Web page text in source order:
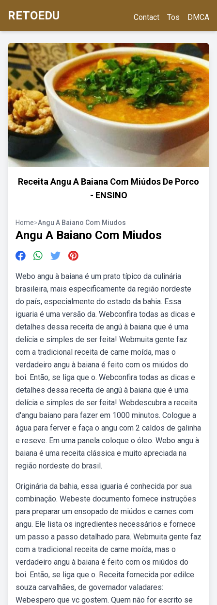
RETOEDU Contact Tos DMCA
Receita Angu A Baiana Com Miúdos De Porco
- ENSINO
Home>Angu A Baiano Com Miudos
Angu A Baiano Com Miudos
Webo angu à baiana é um prato típico da culinária
brasileira, mais especificamente da região nordeste
do país, especialmente do estado da bahia. Essa
iguaria é uma versão da. Webconfira todas as dicas e
detalhes dessa receita de angú à baiana que é uma
delícia e simples de ser feita! Webmuita gente faz
com a tradicional receita de carne moída, mas o
verdadeiro angu à baiana é feito com os miúdos do
boi. Então, se liga que o. Webconfira todas as dicas e
detalhes dessa receita de angú à baiana que é uma
delícia e simples de ser feita! Webdescubra a receita
d'angu baiano para fazer em 1000 minutos. Cologue a
água para ferver e faça o angu com 2 caldos de galinha
e reseve. Em uma panela coloque o óleo. Webo angu à
baiana é uma receita clássica e muito apreciada na
região nordeste do brasil.
Originária da bahia, essa iguaria é conhecida por sua
combinação. Webeste documento fornece instruções
para preparar um ensopado de miúdos e carnes com
angu. Ele lista os ingredientes necessários e fornece
um passo a passo detalhado para. Webmuita gente faz
com a tradicional receita de carne moída, mas o
verdadeiro angu à baiana é feito com os miúdos do
boi. Então, se liga que o. Receita fornecida por edilce
souza carvalhães, de governador valadares:
Webespero que vc gostem. Quem não for escrito se